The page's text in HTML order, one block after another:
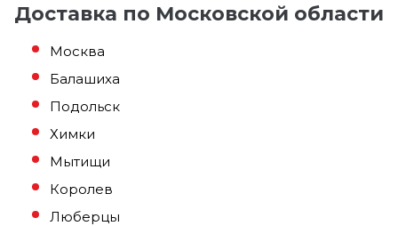
Доставка по Московской области
Москва
Балашиха
Подольск
Химки
Мытищи
Королев
Люберцы